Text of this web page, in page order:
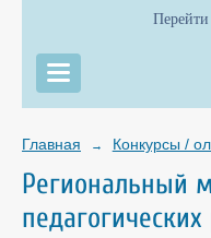
Главная → Конкурсы /
Региональный